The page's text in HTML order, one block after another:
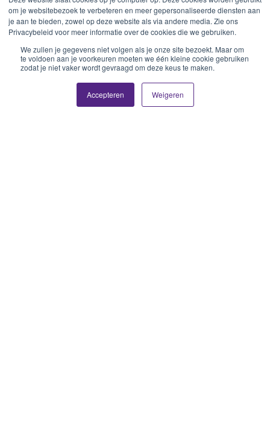
om je websitebezoek te verbeteren en meer gepersonaliseerde diensten aan
je aan te bieden, zowel op deze website als via andere media. Zie ons
Privacybeleid voor meer informatie over de cookies die we gebruiken.
We zullen je gegevens niet volgen als je onze site bezoekt. Maar om
te voldoen aan je voorkeuren moeten we één kleine cookie gebruiken
zodat je niet vaker wordt gevraagd om deze keus te maken.
Accepteren Weigeren